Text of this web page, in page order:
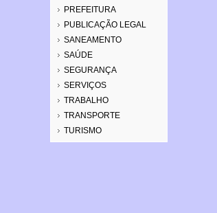
PREFEITURA
PUBLICAÇÃO LEGAL
SANEAMENTO
SAÚDE
SEGURANÇA
SERVIÇOS
TRABALHO
TRANSPORTE
TURISMO